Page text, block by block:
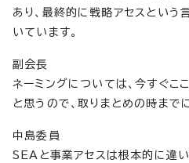
あり、最終的に戦略アセスという
いています。
副会長
ネーミングについては、今すぐこ
と思うので、取りまとめの時まで
中島委員
SEAと事業アセスは根本的に違い